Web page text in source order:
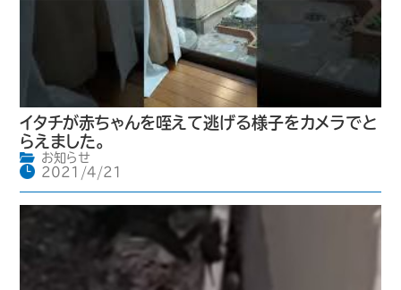
イタチが赤ちゃんを咥えて逃げる様子をカメラでと
らえました。
お知らせ
2021/4/21